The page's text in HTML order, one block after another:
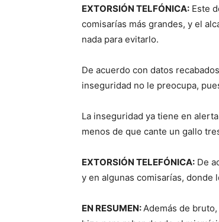
EXTORSIÓN TELFÓNICA: Este
comisarías más grandes, y el
nada para evitarlo.
De acuerdo con datos
inseguridad no le preocupa,
La inseguridad ya tiene en
menos de que cante un gallo
EXTORSIÓN TELEFÓNICA: De
y en algunas comisarías, donde
EN RESUMEN: Además de